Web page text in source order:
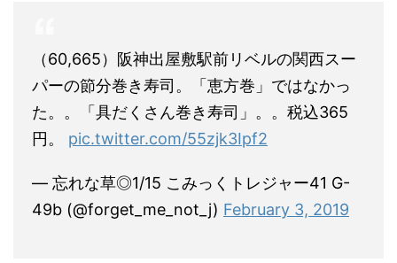
（60,665）阪神出屋敷駅前リベルの関西スー
パーの節分巻き寿司。「恵方巻」ではなかっ
た。。「具だくさん巻き寿司」。。税込365
円。 pic.twitter.com/55zjk3Ipf2
— 忘れな草◎1/15 こみっくトレジャー41 G-
49b (@forget_me_not_j) February 3, 2019